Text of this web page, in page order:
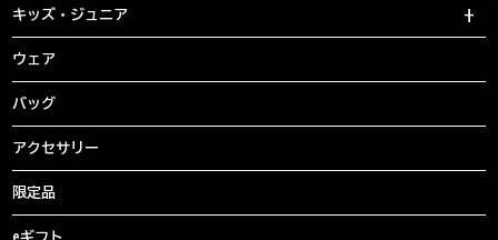
キッズ・ジュニア
ウェア
バッグ
アクセサリー
限定品
eギフト